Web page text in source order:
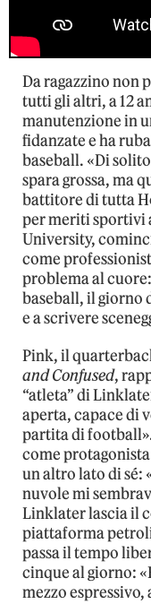
Da ragazzino non
tutti gli altri, a 12
manutenzione in
fidanzate e ha
baseball. «Di
spara grossa, ma
battitore di tutta
per meriti sportivi
University,
come
problema al
baseball, il giorno
e a scrivere
Pink, il
and Confused,
“atleta” di
aperta, capace di
partita di
come
un altro lato di sé:
nuvole mi
Linklater lascia il
piattaforma
passa il tempo
cinque al giorno:
mezzo